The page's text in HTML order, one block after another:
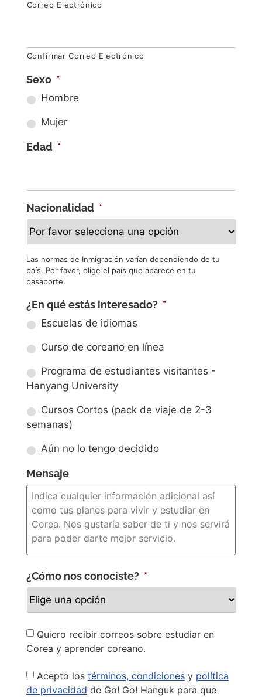
Correo Electrónico
Confirmar Correo Electrónico
Sexo *
Hombre
Mujer
Edad *
Nacionalidad *
Las normas de Inmigración varían dependiendo de tu
país. Por favor, elige el país que aparece en tu
pasaporte.
¿En qué estás interesado? *
Escuelas de idiomas
Curso de coreano en línea
Programa de estudiantes visitantes -
Hanyang University
Cursos Cortos (pack de viaje de 2-3
semanas)
Aún no lo tengo decidido
Mensaje
¿Cómo nos conociste? *
Newsletter
Quiero recibir correos sobre estudiar en
Corea y aprender coreano.
Privacy
Policy
Acepto los términos, condicionesy política
de privacidad de Go! Go! Hanguk para que